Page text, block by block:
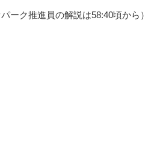
ーク推進員の解説は58:40頃から）